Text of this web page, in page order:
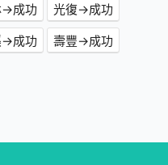
→成功
光復→成功
→成功
壽豐→成功